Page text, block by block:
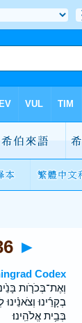
►
Codex
וְאֶת־בְּכֹרֹ֤ות
בְקָרֵ֜ינוּ
בְּבֵ֥ית אֱלֹהֵֽינוּ׃